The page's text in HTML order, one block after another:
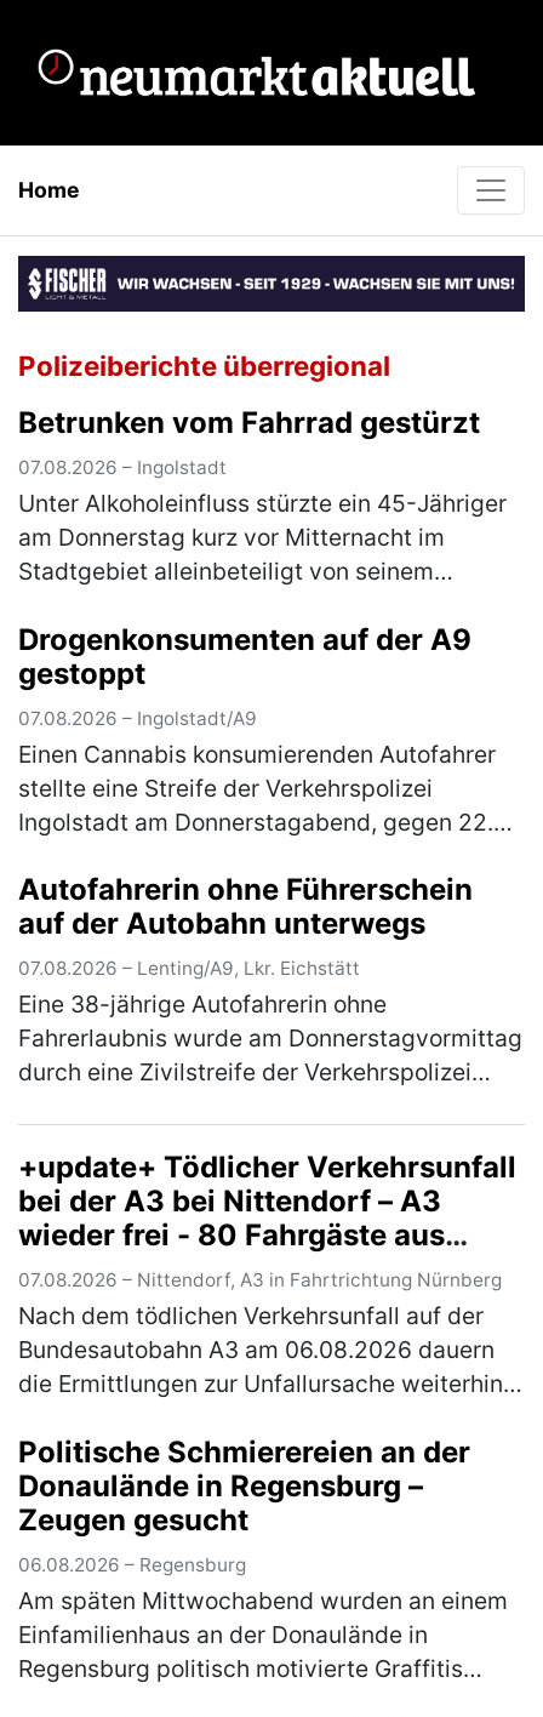
Home
Polizeiberichte überregional
Betrunken vom Fahrrad gestürzt
07.08.2026 – Ingolstadt
Unter Alkoholeinfluss stürzte ein 45-Jähriger
am Donnerstag kurz vor Mitternacht im
Stadtgebiet alleinbeteiligt von seinem
Frühlingstraße in Richtung Schloßlände.…
(mehr)
Drogenkonsumenten auf der A9
gestoppt
07.08.2026 – Ingolstadt/A9
Einen Cannabis konsumierenden Autofahrer
stellte eine Streife der Verkehrspolizei
Ingolstadt am Donnerstagabend, gegen 22.30
befindliche 21-jährige Itali…(mehr)
Autofahrerin ohne Führerschein
auf der Autobahn unterwegs
07.08.2026 – Lenting/A9, Lkr. Eichstätt
Eine 38-jährige Autofahrerin ohne
Fahrerlaubnis wurde am Donnerstagvormittag
durch eine Zivilstreife der Verkehrspolizei
(mehr)
+update+ Tödlicher Verkehrsunfall
bei der A3 bei Nittendorf – A3
wieder frei - 80 Fahrgäste aus
Zügen evakuiert
07.08.2026 – Nittendorf, A3 in Fahrtrichtung Nürnberg
Nach dem tödlichen Verkehrsunfall auf der
Bundesautobahn A3 am 06.08.2026 dauern
die Ermittlungen zur Unfallursache weiterhin
kam der alleinbeteiligte Pkw …(mehr)
Politische Schmierereien an der
Donaulände in Regensburg –
Zeugen gesucht
06.08.2026 – Regensburg
Am späten Mittwochabend wurden an einem
Einfamilienhaus an der Donaulände in
Regensburg politisch motivierte Graffitis